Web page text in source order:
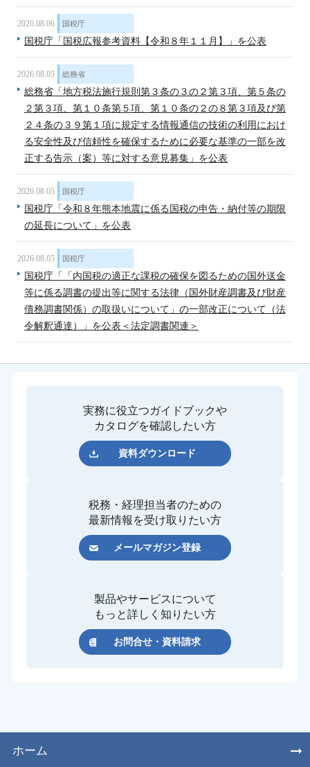
2026.08.06 国税庁
国税庁「国税広報参考資料【令和８年１１月】」を公表
2026.08.05 総務省
総務省「地方税法施行規則第３条の３の２第３項、第５条の
２第３項、第１０条第５項、第１０条の２の８第３項及び第
２４条の３９第１項に規定する情報通信の技術の利用におけ
る安全性及び信頼性を確保するために必要な基準の一部を改
正する告示（案）等に対する意見募集」を公表
2026.08.05 国税庁
国税庁「令和８年熊本地震に係る国税の申告・納付等の期限
の延長について」を公表
2026.08.05 国税庁
国税庁「「内国税の適正な課税の確保を図るための国外送金
等に係る調書の提出等に関する法律（国外財産調書及び財産
債務調書関係）の取扱いについて」の一部改正について（法
令解釈通達）」を公表＜法定調書関連＞
実務に役立つガイドブックや
カタログを確認したい方
資料ダウンロード
税務・経理担当者のための
最新情報を受け取りたい方
メールマガジン登録
製品やサービスについて
もっと詳しく知りたい方
お問合せ・資料請求
ホーム